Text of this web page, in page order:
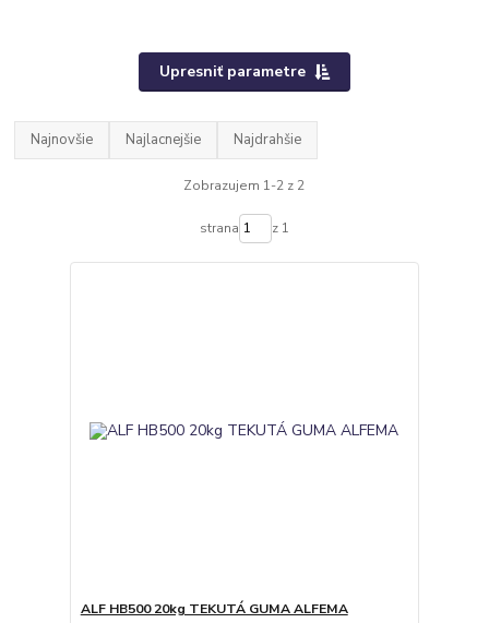
Upresniť parametre
Najnovšie Najlacnejšie Najdrahšie
Zobrazujem 1-2 z 2
strana z 1
ALF HB500 20kg TEKUTÁ GUMA ALFEMA